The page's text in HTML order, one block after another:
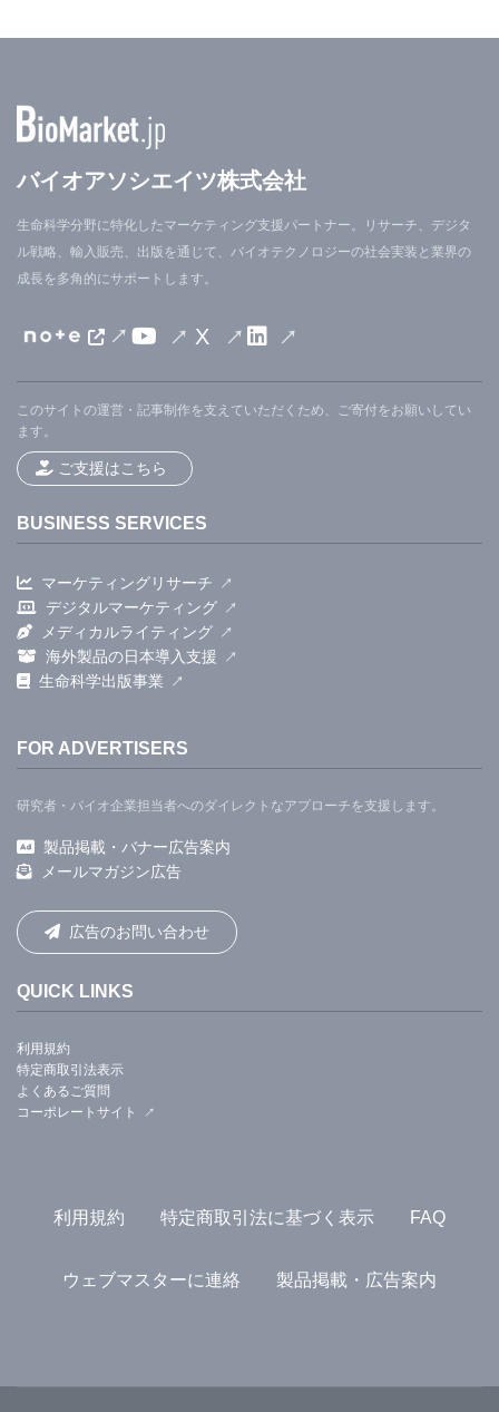
バイオアソシエイツ株式会社
生命科学分野に特化したマーケティング支援パートナー。リサーチ、デジタ
ル戦略、輸入販売、出版を通じて、バイオテクノロジーの社会実装と業界の
成長を多角的にサポートします。
X
このサイトの運営・記事制作を支えていただくため、ご寄付をお願いしてい
ます。
ご支援はこちら
BUSINESS SERVICES
マーケティングリサーチ
デジタルマーケティング
メディカルライティング
海外製品の日本導入支援
生命科学出版事業
FOR ADVERTISERS
研究者・バイオ企業担当者へのダイレクトなアプローチを支援します。
製品掲載・バナー広告案内
メールマガジン広告
広告のお問い合わせ
QUICK LINKS
利用規約
特定商取引法表示
よくあるご質問
コーポレートサイト
利用規約 特定商取引法に基づく表示 FAQ
ウェブマスターに連絡 製品掲載・広告案内